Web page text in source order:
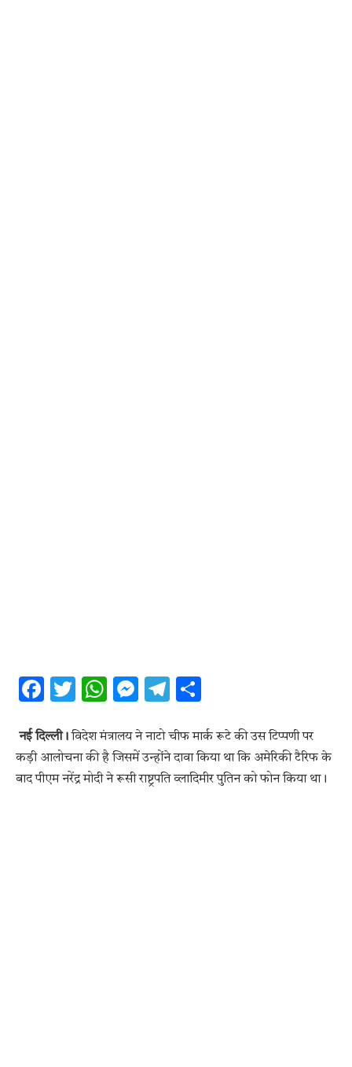
Facebook
Twitter
WhatsApp
Messenger
Telegram
नई दिल्ली।विदेश मंत्रालय ने नाटो चीफ मार्क रूटे की उस टिप्पणी पर
कड़ी आलोचना की है जिसमें उन्होंने दावा किया था कि अमेरिकी टैरिफ के
बाद पीएम नरेंद्र मोदी ने रूसी राष्ट्रपति व्लादिमीर पुतिन को फोन किया था।